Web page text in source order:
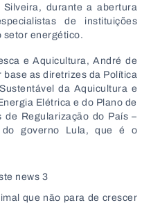
Silveira, durante a abertura
de instituições
setor energético.
e Aquicultura, André de
base as diretrizes da Política
da Aquicultura e
Elétrica e do Plano de
de Regularização do País –
do governo Lula, que é o
que não para de crescer